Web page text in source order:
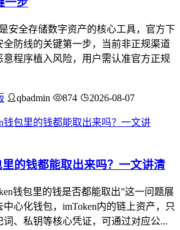
安全存储数字资产的核心工具，官方下
全防线的关键第一步，当前非正规渠道
意程序植入风险，用户需认准官方正规
qbadmin 874 2026-08-07
的钱都能取出来吗？一文讲清
钱包里的钱是否都能取出”这一问题展
心化钱包，imToken内的链上资产，只
词、私钥等核心凭证，可通过对应公...